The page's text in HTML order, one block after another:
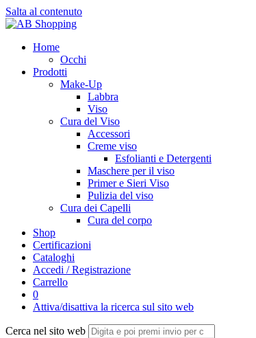
Salta al contenuto
Home
Occhi
Prodotti
Make-Up
Labbra
Viso
Cura del Viso
Accessori
Creme viso
Esfolianti e Detergenti
Maschere per il viso
Primer e Sieri Viso
Pulizia del viso
Cura dei Capelli
Cura del corpo
Shop
Certificazioni
Cataloghi
Accedi / Registrazione
Carrello
0
Attiva/disattiva la ricerca sul sito web
Cerca nel sito web